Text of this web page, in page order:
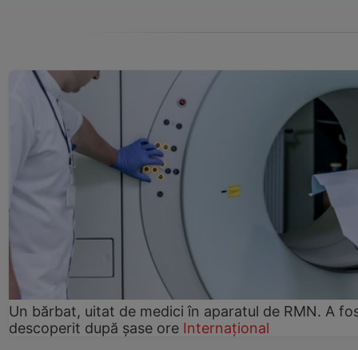
Un bărbat, uitat de medici în aparatul de RMN. A
descoperit după șase ore Internațional